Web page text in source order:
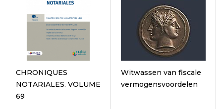
CHRONIQUES
NOTARIALES. VOLUME
69
Witwassen van fiscale
vermogensvoordelen